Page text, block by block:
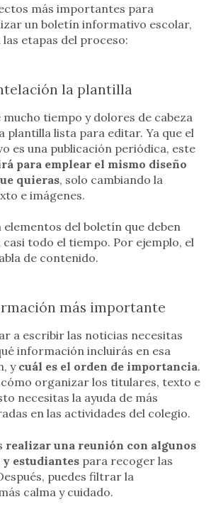
más importantes para
un boletín informativo escolar,
etapas del proceso:
la plantilla
tiempo y dolores de cabeza
plantilla lista para editar. Ya que el
es una publicación periódica, este
para emplear el mismo diseño
quieras, solo cambiando la
e imágenes.
elementos del boletín que deben
todo el tiempo. Por ejemplo, el
de contenido.
más importante
a escribir las noticias necesitas
información incluirás en esa
y cuál es el orden de importancia.
organizar los titulares, texto e
necesitas la ayuda de más
en las actividades del colegio.
realizar una reunión con algunos
y estudiantes para recoger las
puedes filtrar la
calma y cuidado.